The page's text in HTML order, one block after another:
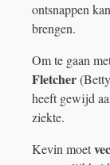
ontsnappen
brengen.
Om te gaan
Fletcher
heeft gewijd
ziekte.
Kevin moet